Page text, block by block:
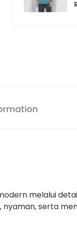
melalui
serta